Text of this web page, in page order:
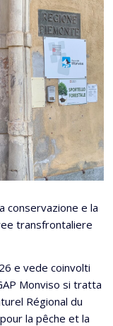
conservazione e la
transfrontaliere
e vede coinvolti
Monviso si tratta
Régional du
la pêche et la